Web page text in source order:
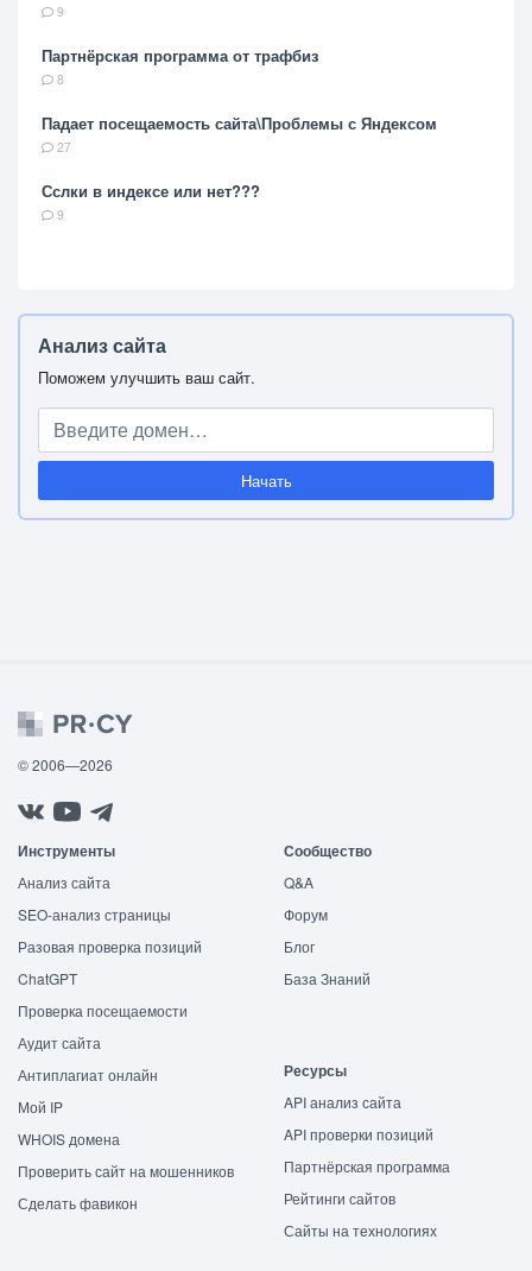
9
Партнёрская программа от трафбиз
8
Падает посещаемость сайта\Проблемы с Яндексом
27
Сслки в индексе или нет???
9
Анализ сайта
Поможем улучшить ваш сайт.
Начать
© 2006—2026
Инструменты
Анализ сайта
SEO-анализ страницы
Разовая проверка позиций
ChatGPT
Проверка посещаемости
Аудит сайта
Антиплагиат онлайн
Мой IP
WHOIS домена
Проверить сайт на мошенников
Сделать фавикон
Сообщество
Q&A
Форум
Блог
База Знаний
Ресурсы
API анализ сайта
API проверки позиций
Партнёрская программа
Рейтинги сайтов
Сайты на технологиях